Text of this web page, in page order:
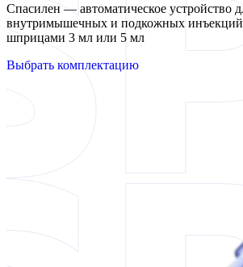
Спасилен — автоматическое устройство
внутримышечных и подкожных
шприцами 3 мл или 5 мл
Выбрать комплектацию